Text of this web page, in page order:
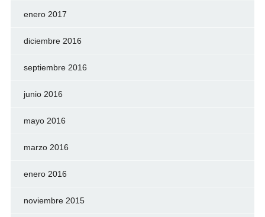
enero 2017
diciembre 2016
septiembre 2016
junio 2016
mayo 2016
marzo 2016
enero 2016
noviembre 2015